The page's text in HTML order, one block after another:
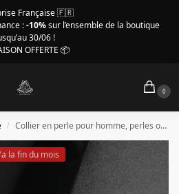
Française 🇫🇷
:-10%sur l’ensemble de la boutique
30/06 !
OFFERTE 📦
0
/ Collier en perle pour homme, perles oeil de tigre de 4 mm
la fin du mois